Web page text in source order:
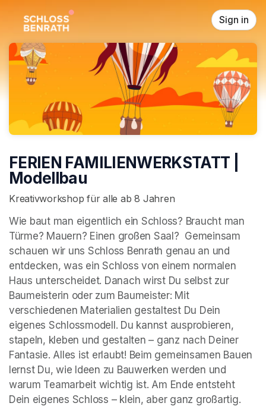
Sign in
FERIEN FAMILIENWERKSTATT |
Modellbau
Kreativworkshop für alle ab 8 Jahren
Wie baut man eigentlich ein Schloss? Braucht man
Türme? Mauern? Einen großen Saal?  Gemeinsam
schauen wir uns Schloss Benrath genau an und
entdecken, was ein Schloss von einem normalen
Haus unterscheidet. Danach wirst Du selbst zur
Baumeisterin oder zum Baumeister: Mit
verschiedenen Materialien gestaltest Du Dein
eigenes Schlossmodell. Du kannst ausprobieren,
stapeln, kleben und gestalten – ganz nach Deiner
Fantasie. Alles ist erlaubt! Beim gemeinsamen Bauen
lernst Du, wie Ideen zu Bauwerken werden und
warum Teamarbeit wichtig ist. Am Ende entsteht
Dein eigenes Schloss – klein, aber ganz großartig.